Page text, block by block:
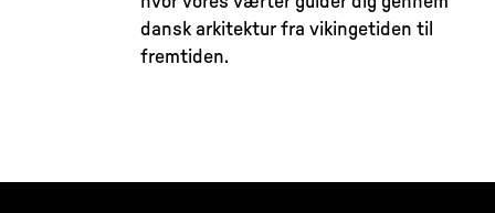
dansk arkitektur fra vikingetiden til
fremtiden.